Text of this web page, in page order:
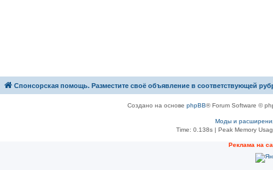
Спонсорская помощь. Разместите своё объявление в соответствующей
Создано на основе phpBB® Forum Software ©
Моды и
Time: 0.138s| Peak Memory
Рeклама на